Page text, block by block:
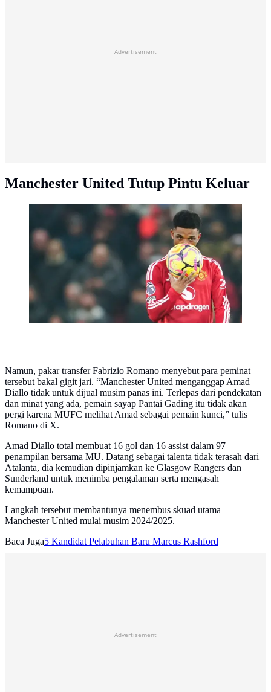
Advertisement
Manchester United Tutup Pintu Keluar
Gol-gol tersebut membuat Amad kini telah mencetak
enam gol dan enam assist bagi Man United, terbanyak
dari semua pemain lain. (AP Photo/Dave Thompson)
Namun, pakar transfer Fabrizio Romano menyebut para peminat
tersebut bakal gigit jari. “Manchester United menganggap Amad
Diallo tidak untuk dijual musim panas ini. Terlepas dari pendekatan
dan minat yang ada, pemain sayap Pantai Gading itu tidak akan
pergi karena MUFC melihat Amad sebagai pemain kunci,” tulis
Romano di X.
Amad Diallo total membuat 16 gol dan 16 assist dalam 97
penampilan bersama MU. Datang sebagai talenta tidak terasah dari
Atalanta, dia kemudian dipinjamkan ke Glasgow Rangers dan
Sunderland untuk menimba pengalaman serta mengasah
kemampuan.
Langkah tersebut membantunya menembus skuad utama
Manchester United mulai musim 2024/2025.
Baca Juga5 Kandidat Pelabuhan Baru Marcus Rashford
Advertisement